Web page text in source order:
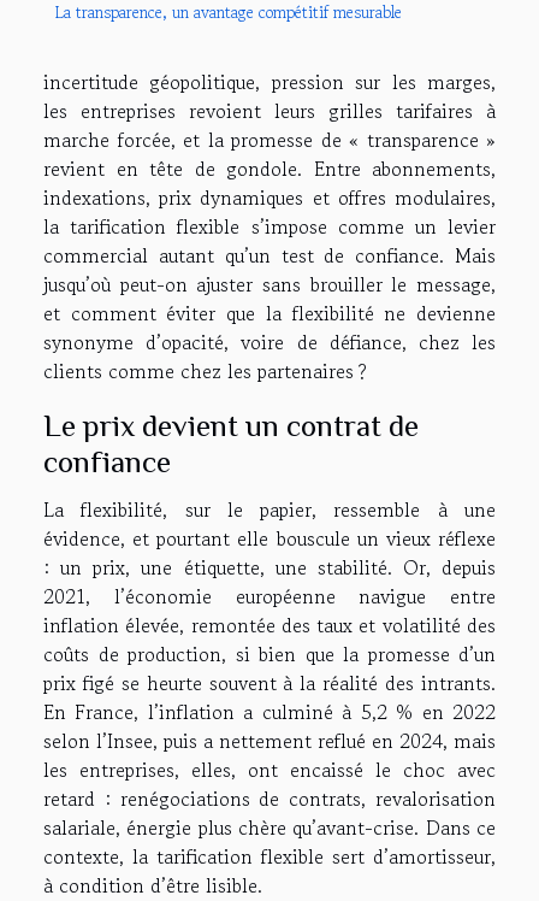
La transparence, un avantage compétitif mesurable
incertitude géopolitique, pression sur les marges,
les entreprises revoient leurs grilles tarifaires à
marche forcée, et la promesse de « transparence »
revient en tête de gondole. Entre abonnements,
indexations, prix dynamiques et offres modulaires,
la tarification flexible s’impose comme un levier
commercial autant qu’un test de confiance. Mais
jusqu’où peut-on ajuster sans brouiller le message,
et comment éviter que la flexibilité ne devienne
synonyme d’opacité, voire de défiance, chez les
clients comme chez les partenaires ?
Le prix devient un contrat de
confiance
La flexibilité, sur le papier, ressemble à une
évidence, et pourtant elle bouscule un vieux réflexe
: un prix, une étiquette, une stabilité. Or, depuis
2021, l’économie européenne navigue entre
inflation élevée, remontée des taux et volatilité des
coûts de production, si bien que la promesse d’un
prix figé se heurte souvent à la réalité des intrants.
En France, l’inflation a culminé à 5,2 % en 2022
selon l’Insee, puis a nettement reflué en 2024, mais
les entreprises, elles, ont encaissé le choc avec
retard : renégociations de contrats, revalorisation
salariale, énergie plus chère qu’avant-crise. Dans ce
contexte, la tarification flexible sert d’amortisseur,
à condition d’être lisible.